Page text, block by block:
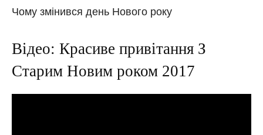
Чому змінився день Нового року
Відео: Красиве привітання З
Старим Новим роком 2017